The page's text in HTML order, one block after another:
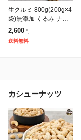
生クルミ 800g(200g×4
袋)無添加 くるみ ナッ
ツ 自然派クルミ 無塩
無油 無添加 ナッツ 自
2,600円
送料無料
カシューナッツ